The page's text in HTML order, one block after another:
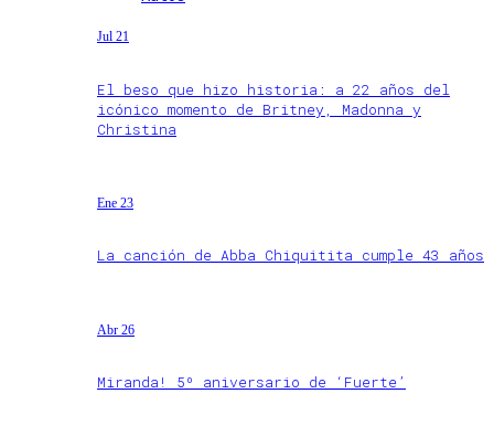
Jul 21
El beso que hizo historia: a 22 años del
icónico momento de Britney, Madonna y
Christina
Ene 23
La canción de Abba Chiquitita cumple 43 años
Abr 26
Miranda! 5º aniversario de ‘Fuerte’